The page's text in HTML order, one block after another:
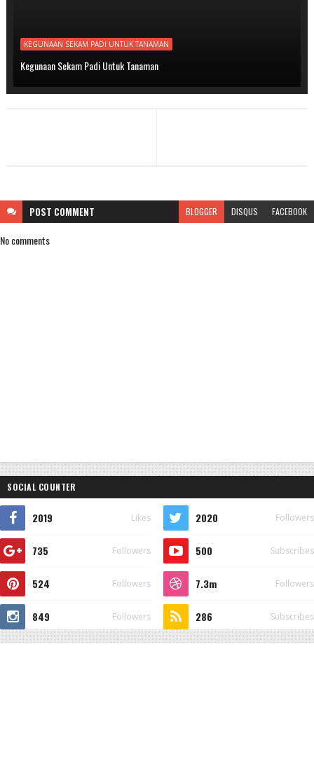
KEGUNAAN SEKAM PADI UNTUK TANAMAN
Kegunaan Sekam Padi Untuk Tanaman
POST COMMENT BLOGGER DISQUS FACEBOOK
No comments
SOCIAL COUNTER
2019 Likes 2020 Followers
735 Followers 500 Subscribes
524 Followers 7.3m Followers
849 Followers 286 Subscribes